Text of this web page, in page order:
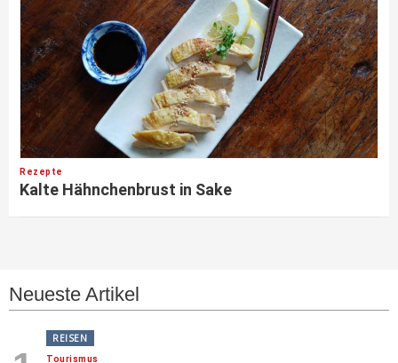
Rezepte
Kalte Hähnchenbrust in Sake
Neueste Artikel
REISEN
Tourismus